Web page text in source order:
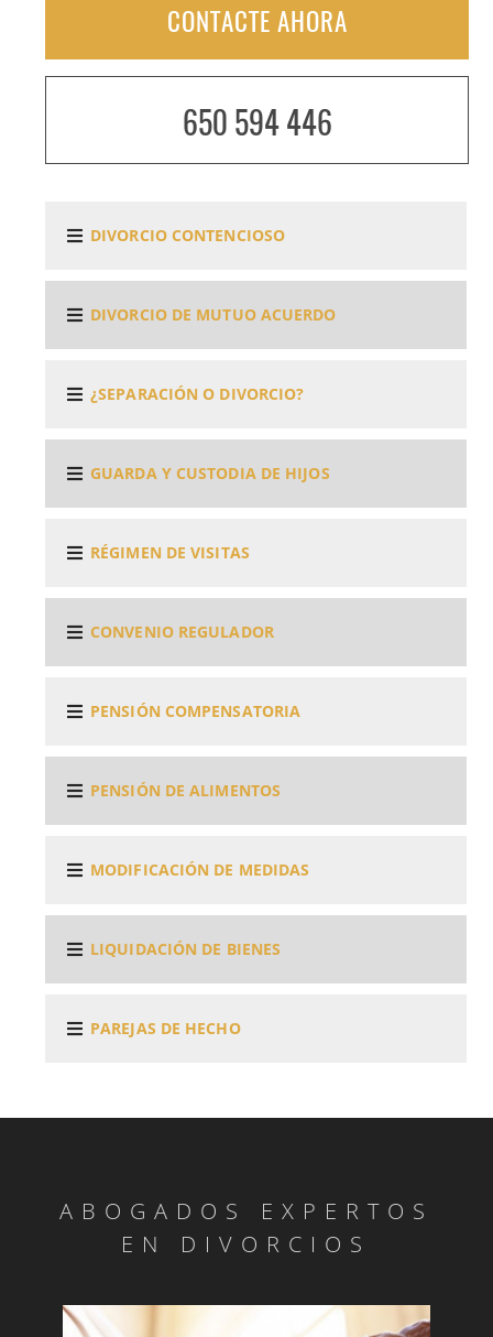
CONTACTE AHORA
650 594 446
DIVORCIO CONTENCIOSO
DIVORCIO DE MUTUO ACUERDO
¿SEPARACIÓN O DIVORCIO?
GUARDA Y CUSTODIA DE HIJOS
RÉGIMEN DE VISITAS
CONVENIO REGULADOR
PENSIÓN COMPENSATORIA
PENSIÓN DE ALIMENTOS
MODIFICACIÓN DE MEDIDAS
LIQUIDACIÓN DE BIENES
PAREJAS DE HECHO
ABOGADOS EXPERTOS
EN DIVORCIOS